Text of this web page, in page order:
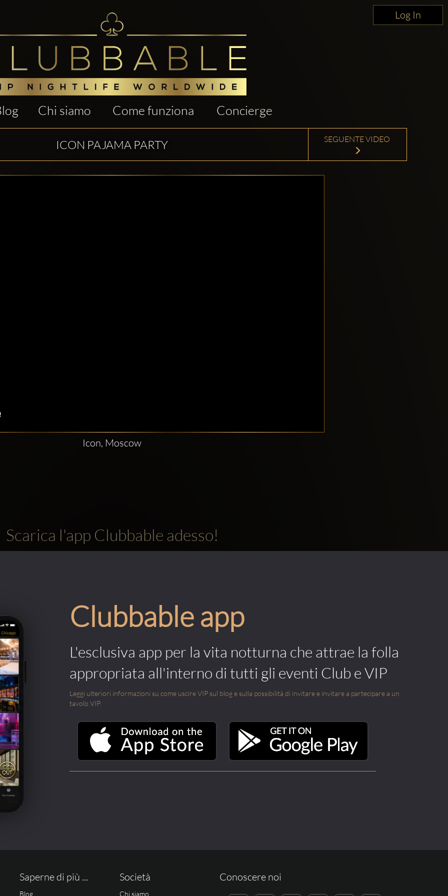
Log In
Chi siamo Come funziona Concierge
ICON PAJAMA PARTY SEGUENTE VIDEO
Icon, Moscow
Scarica l'app Clubbable adesso!
Clubbable app
L'esclusiva app per la vita notturna che attrae la folla
appropriata all'interno di tutti gli eventi Club e VIP
Leggi ulteriori informazioni su come uscire VIP sul blog e sulla possibilità di invitare e invitare a partecipare a un
tavolo VIP.
Saperne di più ...
Blog
Società
Chi siamo
Conoscere noi